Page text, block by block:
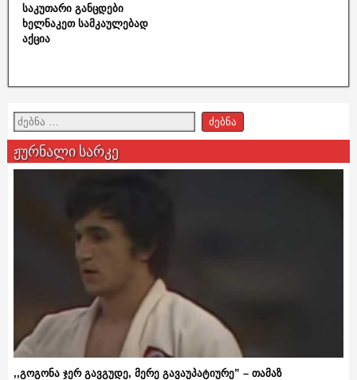
საკუთარი განცდები
ხელნაკეთ სამკაულებად
აქცია
ჟურნალი სარკე
,,გოგონა ჯერ გავგუდე, მერე გავაუპატიურე” – თამაზ